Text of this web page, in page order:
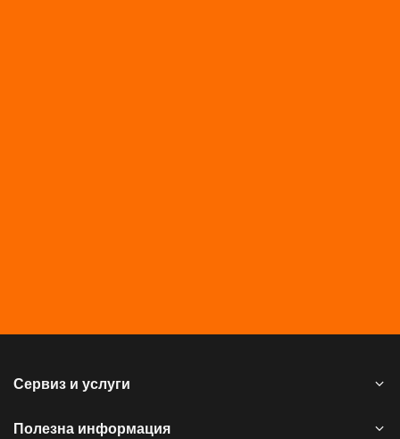
Сервиз и услуги
Полезна информация